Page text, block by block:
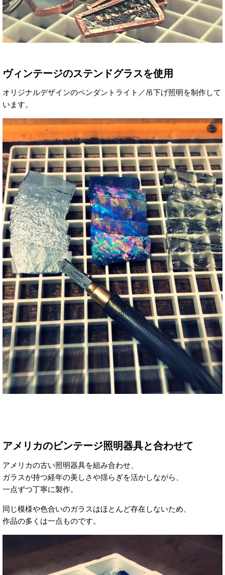
ヴィンテージのステンドグラスを使用
オリジナルデザインのペンダントライト／吊下げ照明を制作して
います。
アメリカのビンテージ照明器具と合わせて
アメリカの古い照明器具を組み合わせ、
ガラスが持つ経年の美しさや揺らぎを活かしながら、
一点ずつ丁寧に製作。
同じ模様や色合いのガラスはほとんど存在しないため、
作品の多くは一点ものです。